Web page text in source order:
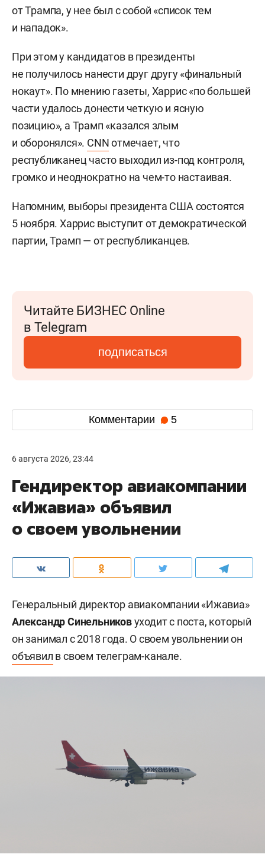
от Трампа, у нее был с собой «список тем
и нападок».
При этом у кандидатов в президенты
не получилось нанести друг другу «финальный
нокаут». По мнению газеты, Харрис «по большей
части удалось донести четкую и ясную
позицию», а Трамп «казался злым
и оборонялся». CNNотмечает, что
республиканец часто выходил из-под контроля,
громко и неоднократно на чем-то настаивая.
Напомним, выборы президента США состоятся
5 ноября. Харрис выступит от демократической
партии, Трамп — от республиканцев.
Читайте БИЗНЕС Online
в Telegram
подписаться
Комментарии 5
6 августа 2026, 23:44
Гендиректор авиакомпании
«Ижавиа» объявил
о своем увольнении
Генеральный директор авиакомпании «Ижавиа»
Александр Синельниковуходит с поста, который
он занимал с 2018 года. О своем увольнении он
объявил в своем телеграм-канале.